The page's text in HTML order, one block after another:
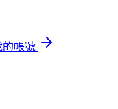
的帳號